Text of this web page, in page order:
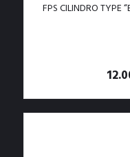
FPS CILINDRO TYPE